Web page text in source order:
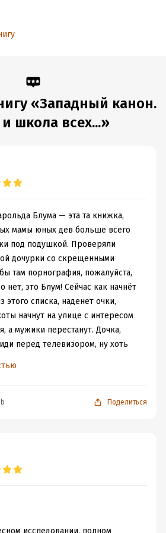
«Западный канон.
школа всех...»
Блума — эта та книжка,
мамы юных дев больше всего
под подушкой. Проверяли
дочурки со скрещенными
там порнография, пожалуйста,
нет, это Блум! Сейчас как начнёт
этого списка, наденет очки,
начнут на улице с интересом
а мужики перестанут. Дочка,
перед телевизором, ну хоть
своей маман, что если та не
канон» Гарольда Блума,
качествами:
готов поставить на себя
а филологичнее Блума
в сорок лет.
Поделиться
исследовании, полном